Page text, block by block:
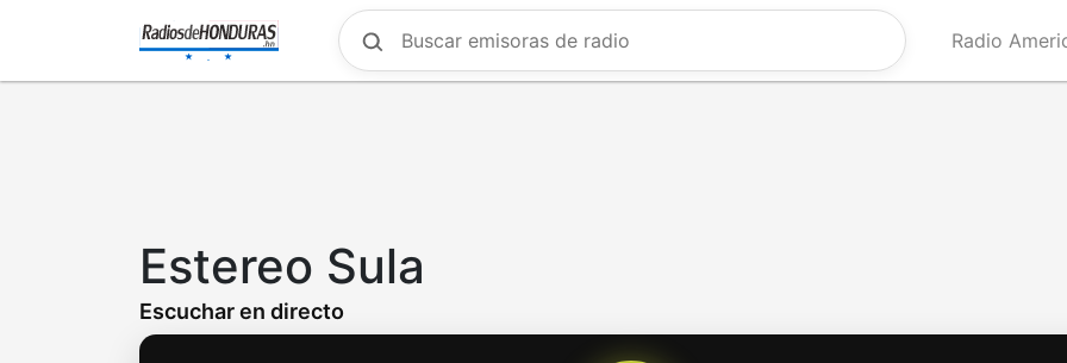
Radio
Estereo Sula
Escuchar en directo